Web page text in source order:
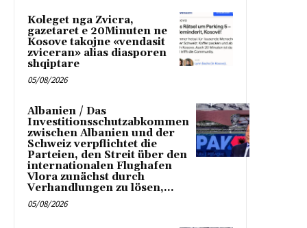
Koleget nga Zvicra,
gazetaret e 20Minuten ne
Kosove takojne «vendasit
zviceran» alias diasporen
shqiptare
05/08/2026
Albanien / Das
Investitionsschutzabkommen
zwischen Albanien und der
Schweiz verpflichtet die
Parteien, den Streit über den
internationalen Flughafen
Vlora zunächst durch
Verhandlungen zu lösen,...
05/08/2026